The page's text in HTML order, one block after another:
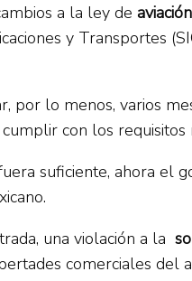
a la ley de
y Transportes
por lo menos, varios
con los
suficiente, ahora el
una violación a la
comerciales del